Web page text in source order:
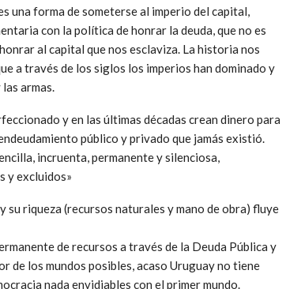
una forma de someterse al imperio del capital,
con la política de honrar la deuda, que no es
al capital que nos esclaviza. La historia nos
a través de los siglos los imperios han dominado y
armas.
y en las últimas décadas crean dinero para
público y privado que jamás existió.
incruenta, permanente y silenciosa,
y excluidos»
su riqueza (recursos naturales y mano de obra) fluye
de recursos a través de la Deuda Pública y
de los mundos posibles, acaso Uruguay no tiene
nada envidiables con el primer mundo.